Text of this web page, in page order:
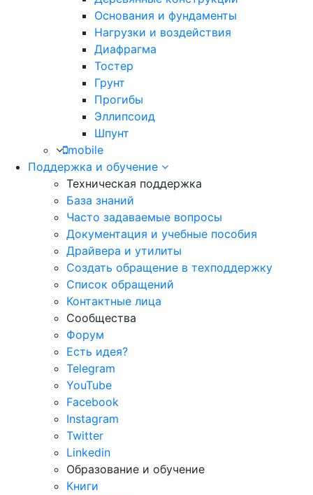
Основания и фундаменты
Нагрузки и воздействия
Диафрагма
Тостер
Грунт
Прогибы
Эллипсоид
Шпунт
mobile
Поддержка и обучение
Техническая поддержка
База знаний
Часто задаваемые вопросы
Документация и учебные пособия
Драйвера и утилиты
Создать обращение в техподдержку
Список обращений
Контактные лица
Сообщества
Форум
Есть идея?
Telegram
YouTube
Facebook
Instagram
Twitter
Linkedin
Образование и обучение
Книги